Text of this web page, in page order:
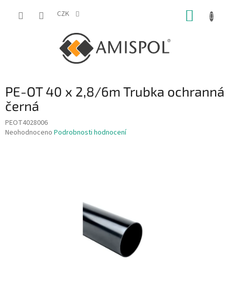
CZK
PE-OT 40 x 2,8/6m Trubka ochranná
černá
PEOT4028006
Průměrné
Neohodnoceno Podrobnosti hodnocení